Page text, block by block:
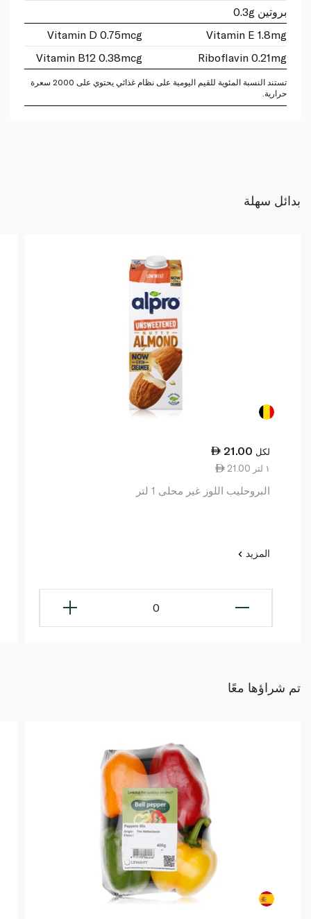
بروتين 0.3g
Vitamin D 0.75mcg
Vitamin E 1.8mg
Vitamin B12 0.38mcg
Riboflavin 0.21mg
تستند النسبة المئوية للقيم اليومية على نظام غذائي يحتوي على 2000 سعرة
حرارية.
بدائل سهلة
21.00 لكل
21.00 ١ لتر
البروحليب اللوز غير محلى 1 لتر
المزيد
0
تم شراؤها معًا